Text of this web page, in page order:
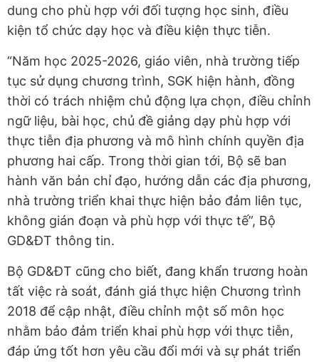
dung cho phù hợp với đối tượng học sinh, điều
kiện tổ chức dạy học và điều kiện thực tiễn.
“Năm học 2025-2026, giáo viên, nhà trường tiếp
tục sử dụng chương trình, SGK hiện hành, đồng
thời có trách nhiệm chủ động lựa chọn, điều chỉnh
ngữ liệu, bài học, chủ đề giảng dạy phù hợp với
thực tiễn địa phương và mô hình chính quyền địa
phương hai cấp. Trong thời gian tới, Bộ sẽ ban
hành văn bản chỉ đạo, hướng dẫn các địa phương,
nhà trường triển khai thực hiện bảo đảm liên tục,
không gián đoạn và phù hợp với thực tế”, Bộ
GD&ĐT thông tin.
Bộ GD&ĐT cũng cho biết, đang khẩn trương hoàn
tất việc rà soát, đánh giá thực hiện Chương trình
2018 để cập nhật, điều chỉnh một số môn học
nhằm bảo đảm triển khai phù hợp với thực tiễn,
đáp ứng tốt hơn yêu cầu đổi mới và sự phát triển